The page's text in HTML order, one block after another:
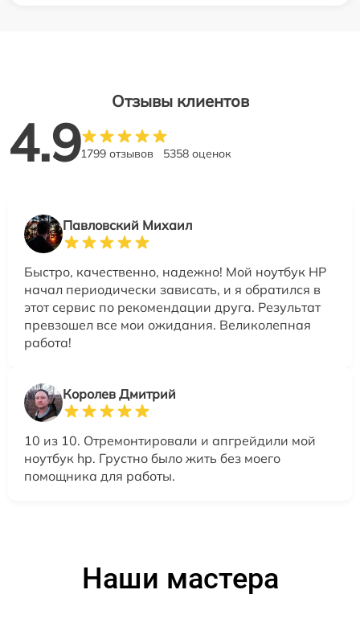
Отзывы клиентов
4.91799 отзывов 5358 оценок
Павловский Михаил
Быстро, качественно, надежно! Мой ноутбук HP
начал периодически зависать, и я обратился в
этот сервис по рекомендации друга. Результат
превзошел все мои ожидания. Великолепная
работа!
Королев Дмитрий
10 из 10. Отремонтировали и апгрейдили мой
ноутбук hp. Грустно было жить без моего
помощника для работы.
Наши мастера